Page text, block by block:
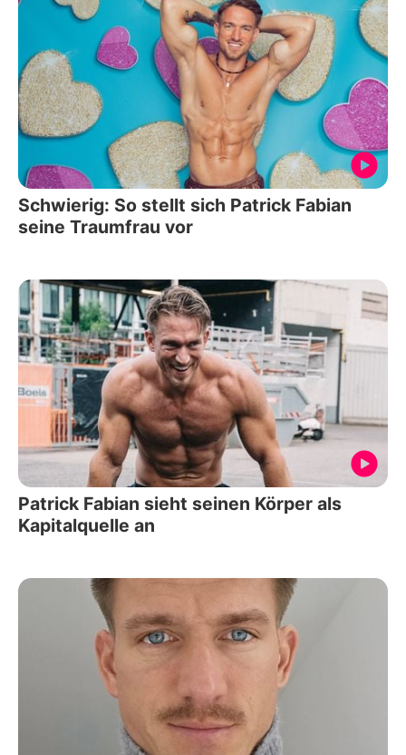
Schwierig: So stellt sich Patrick Fabian
seine Traumfrau vor
Patrick Fabian sieht seinen Körper als
Kapitalquelle an